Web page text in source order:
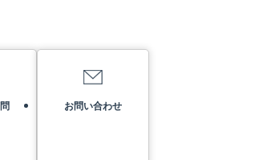
お問い合わせ